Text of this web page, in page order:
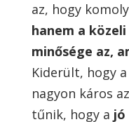
az, hogy
hanem a
minősége az,
Kiderült, hogy
nagyon káros
tűnik, hogy a jó